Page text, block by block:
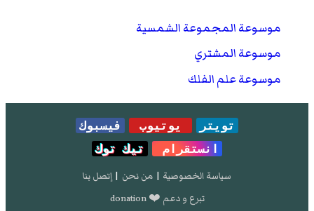
موسوعة المجموعة الشمسية
موسوعة المشتري
موسوعة علم الفلك
تويتر يوتيوب
فيسبوك
انستقرام
تيك توك
سياسة الخصوصية | من نحن | إتصل بنا
تبرع و دعم ❤️ donation